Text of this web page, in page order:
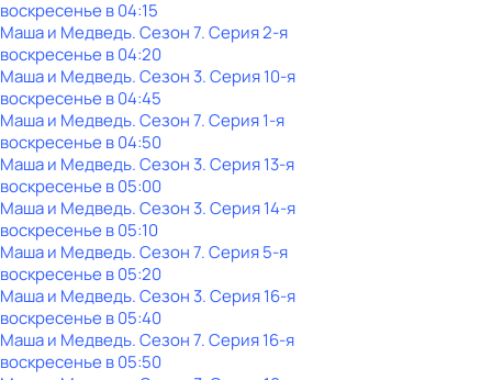
воскресенье в04:15
Маша и Медведь. Сезон 7. Серия 2-я
воскресенье в04:20
Маша и Медведь. Сезон 3. Серия 10-я
воскресенье в04:45
Маша и Медведь. Сезон 7. Серия 1-я
воскресенье в04:50
Маша и Медведь. Сезон 3. Серия 13-я
воскресенье в05:00
Маша и Медведь. Сезон 3. Серия 14-я
воскресенье в05:10
Маша и Медведь. Сезон 7. Серия 5-я
воскресенье в05:20
Маша и Медведь. Сезон 3. Серия 16-я
воскресенье в05:40
Маша и Медведь. Сезон 7. Серия 16-я
воскресенье в05:50